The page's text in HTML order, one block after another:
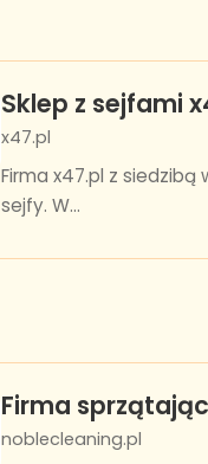
Sklep z sejfami
x47.pl
Firma x47.pl z
sejfy. W...
Firma
noblecleaning.pl